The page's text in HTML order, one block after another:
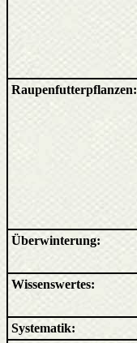
Raupenfutterpflanzen:
Überwinterung:
Wissenswertes:
Systematik: